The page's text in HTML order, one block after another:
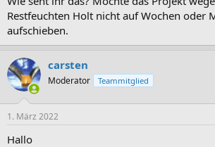
Restfeuchten Holt nicht auf Wochen oder
aufschieben.
carsten
Moderator Teammitglied
1. März 2022
Hallo